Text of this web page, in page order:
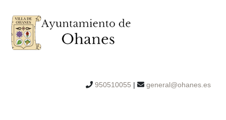
950510055 | general@ohanes.es